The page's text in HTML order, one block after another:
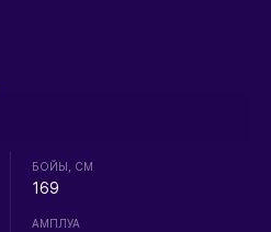
БОЙЫ, СМ
169
АМПЛУА